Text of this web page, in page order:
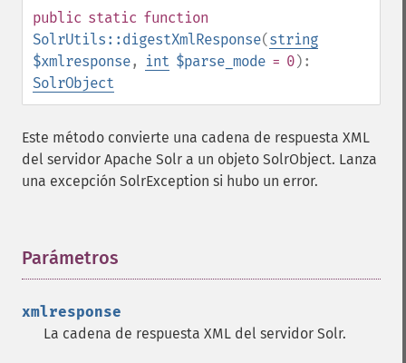
public static function
SolrUtils::digestXmlResponse(string
$xmlresponse, int $parse_mode = 0):
SolrObject
Este método convierte una cadena de respuesta XML
del servidor Apache Solr a un objeto SolrObject. Lanza
una excepción SolrException si hubo un error.
Parámetros
xmlresponse
La cadena de respuesta XML del servidor Solr.